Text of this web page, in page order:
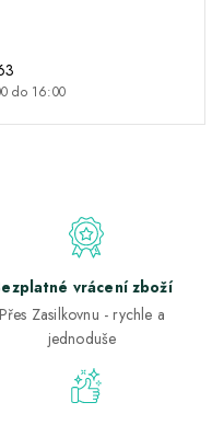
do 16:00
vrácení zboží
Přes Zasilkovnu - rychle a
jednoduše